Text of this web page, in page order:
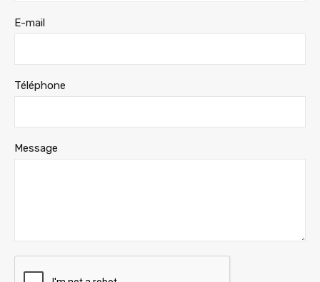
E-mail
Téléphone
Message